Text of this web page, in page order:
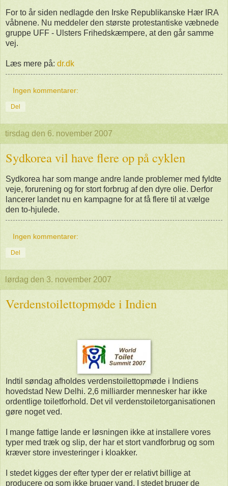
For to år siden nedlagde den Irske Republikanske Hær IRA
våbnene. Nu meddeler den største protestantiske væbnede
gruppe UFF - Ulsters Frihedskæmpere, at den går samme
vej.
Læs mere på: dr.dk
Ingen kommentarer:
Del
tirsdag den 6. november 2007
Sydkorea vil have flere op på cyklen
Sydkorea har som mange andre lande problemer med fyldte
veje, forurening og for stort forbrug af den dyre olie. Derfor
lancerer landet nu en kampagne for at få flere til at vælge
den to-hjulede.
Ingen kommentarer:
Del
lørdag den 3. november 2007
Verdenstoilettopmøde i Indien
Indtil søndag afholdes verdenstoilettopmøde i Indiens
hovedstad New Delhi. 2,6 milliarder mennesker har ikke
ordentlige toiletforhold. Det vil verdenstoiletorganisationen
gøre noget ved.
I mange fattige lande er løsningen ikke at installere vores
typer med træk og slip, der har et stort vandforbrug og som
kræver store investeringer i kloakker.
I stedet kigges der efter typer der er relativt billige at
producere og som ikke bruger vand. I stedet bruger de